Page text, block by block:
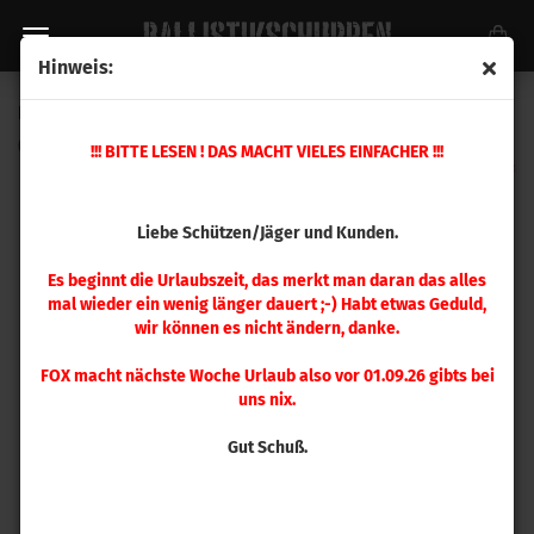
Hinweis:
!!! BITTE LESEN ! DAS MACHT VIELES EINFACHER !!!
Liebe Schützen/Jäger und Kunden.
Es beginnt die Urlaubszeit, das merkt man daran das alles
mal wieder ein wenig länger dauert ;-) Habt etwas Geduld,
wir können es nicht ändern, danke.
FOX macht nächste Woche Urlaub also vor 01.09.26 gibts bei
uns nix.
Gut Schuß.
546580)